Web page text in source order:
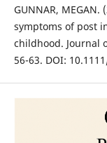
GUNNAR,
symptoms of post
childhood. Journal
56-63. DOI: